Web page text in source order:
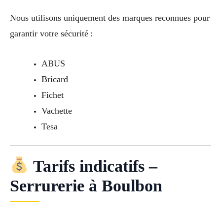
Nous utilisons uniquement des marques reconnues pour
garantir votre sécurité :
ABUS
Bricard
Fichet
Vachette
Tesa
Tarifs indicatifs –
Serrurerie à Boulbon